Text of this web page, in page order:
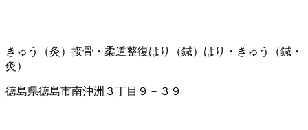
きゅう（灸） 接骨・柔道整復はり（鍼） はり・きゅう（鍼・
灸）
徳島県徳島市南沖洲３丁目９－３９